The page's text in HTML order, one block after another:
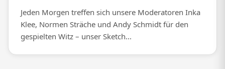
Jeden Morgen treffen sich unsere Moderatoren Inka
Klee, Normen Sträche und Andy Schmidt für den
gespielten Witz – unser Sketch...